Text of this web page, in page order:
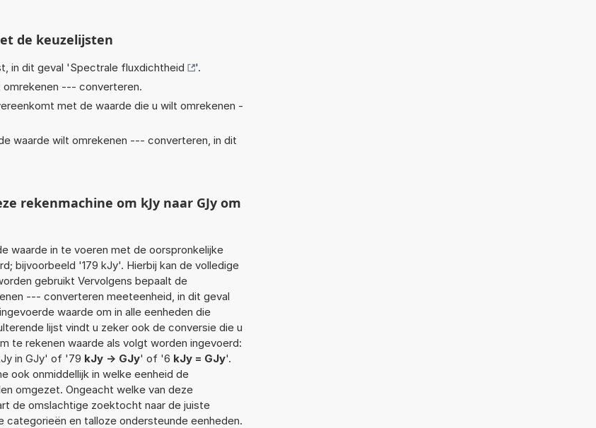
de keuzelijsten
in dit geval 'Spectrale fluxdichtheid
'.
omrekenen --- converteren.
met de waarde die u wilt omrekenen -
waarde wilt omrekenen --- converteren, in dit
rekenmachine om kJy naar GJy om
waarde in te voeren met de oorspronkelijke
bijvoorbeeld '179 kJy'. Hierbij kan de volledige
gebruikt Vervolgens bepaalt de
--- converteren meeteenheid, in dit geval
waarde om in alle eenheden die
lijst vindt u zeker ook de conversie die u
te rekenen waarde als volgt worden ingevoerd:
in GJy' of '79 kJy -> GJy' of '6 kJy = GJy'.
ook onmiddellijk in welke eenheid de
omgezet. Ongeacht welke van deze
de omslachtige zoektocht naar de juiste
en talloze ondersteunde eenheden.